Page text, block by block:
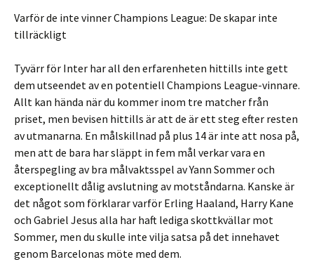
Varför de inte vinner Champions League: De skapar inte
tillräckligt
Tyvärr för Inter har all den erfarenheten hittills inte gett
dem utseendet av en potentiell Champions League-vinnare.
Allt kan hända när du kommer inom tre matcher från
priset, men bevisen hittills är att de är ett steg efter resten
av utmanarna. En målskillnad på plus 14 är inte att nosa på,
men att de bara har släppt in fem mål verkar vara en
återspegling av bra målvaktsspel av Yann Sommer och
exceptionellt dålig avslutning av motståndarna. Kanske är
det något som förklarar varför Erling Haaland, Harry Kane
och Gabriel Jesus alla har haft lediga skottkvällar mot
Sommer, men du skulle inte vilja satsa på det innehavet
genom Barcelonas möte med dem.